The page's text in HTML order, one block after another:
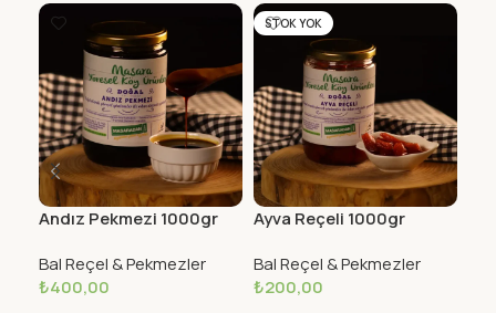
Andız Pekmezi 1000gr
Bal Reçel & Pekmezler
₺400,00
STOK YOK
Ayva Reçeli 1000gr
Bal Reçel & Pekmezler
₺200,00